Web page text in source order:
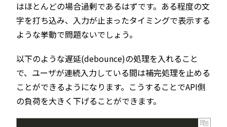
はほとんどの場合過剰であるはずです。ある程度の文
字を打ち込み、入力が止まったタイミングで表示する
ような挙動で問題ないでしょう。
以下のような遅延(debounce)の処理を入れること
で、ユーザが連続入力している間は補完処理を止める
ことができるようになります。こうすることでAPI側
の負荷を大きく下げることができます。